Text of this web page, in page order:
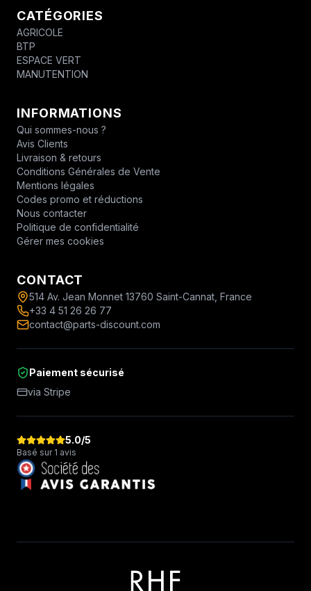
CATÉGORIES
AGRICOLE
BTP
ESPACE VERT
MANUTENTION
INFORMATIONS
Qui sommes-nous ?
Avis Clients
Livraison & retours
Conditions Générales de Vente
Mentions légales
Codes promo et réductions
Nous contacter
Politique de confidentialité
Gérer mes cookies
CONTACT
514 Av. Jean Monnet 13760 Saint-Cannat, France
+33 4 51 26 26 77
contact@parts-discount.com
Paiement sécurisé
via Stripe
5.0/5
Basé sur 1 avis